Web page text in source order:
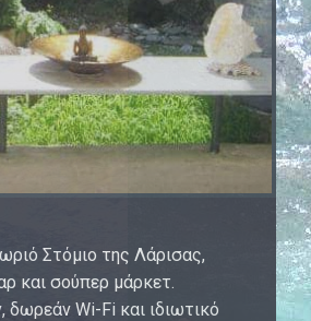
Στόμιο της Λάρισας,
και σούπερ μάρκετ.
Wi-Fi και ιδιωτικό